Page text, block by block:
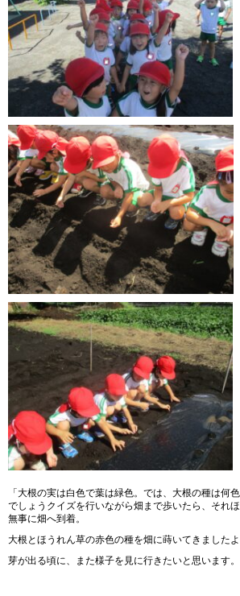
「大根の実は白色で葉は緑色。では、大根の種は何
でしょうクイズを行いながら畑まで歩いたら、それ
無事に畑へ到着。
大根とほうれん草の赤色の種を畑に蒔いてきましたよ
芽が出る頃に、また様子を見に行きたいと思います。